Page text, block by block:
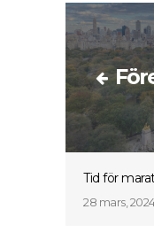
Tid för
28 mars,